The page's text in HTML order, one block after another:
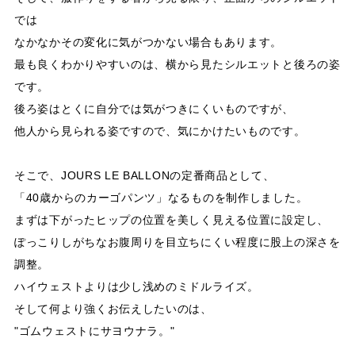
では
なかなかその変化に気がつかない場合もあります。
最も良くわかりやすいのは、横から見たシルエットと後ろの姿
です。
後ろ姿はとくに自分では気がつきにくいものですが、
他人から見られる姿ですので、気にかけたいものです。
そこで、JOURS LE BALLONの定番商品として、
「40歳からのカーゴパンツ」なるものを制作しました。
まずは下がったヒップの位置を美しく見える位置に設定し、
ぽっこりしがちなお腹周りを目立ちにくい程度に股上の深さを
調整。
ハイウェストよりは少し浅めのミドルライズ。
そして何より強くお伝えしたいのは、
"ゴムウェストにサヨウナラ。"